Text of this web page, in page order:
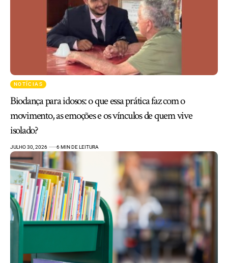
NOTÍCIAS
Biodança para idosos: o que essa prática faz com o
movimento, as emoções e os vínculos de quem vive
isolado?
JULHO 30, 2026 6 MIN DE LEITURA